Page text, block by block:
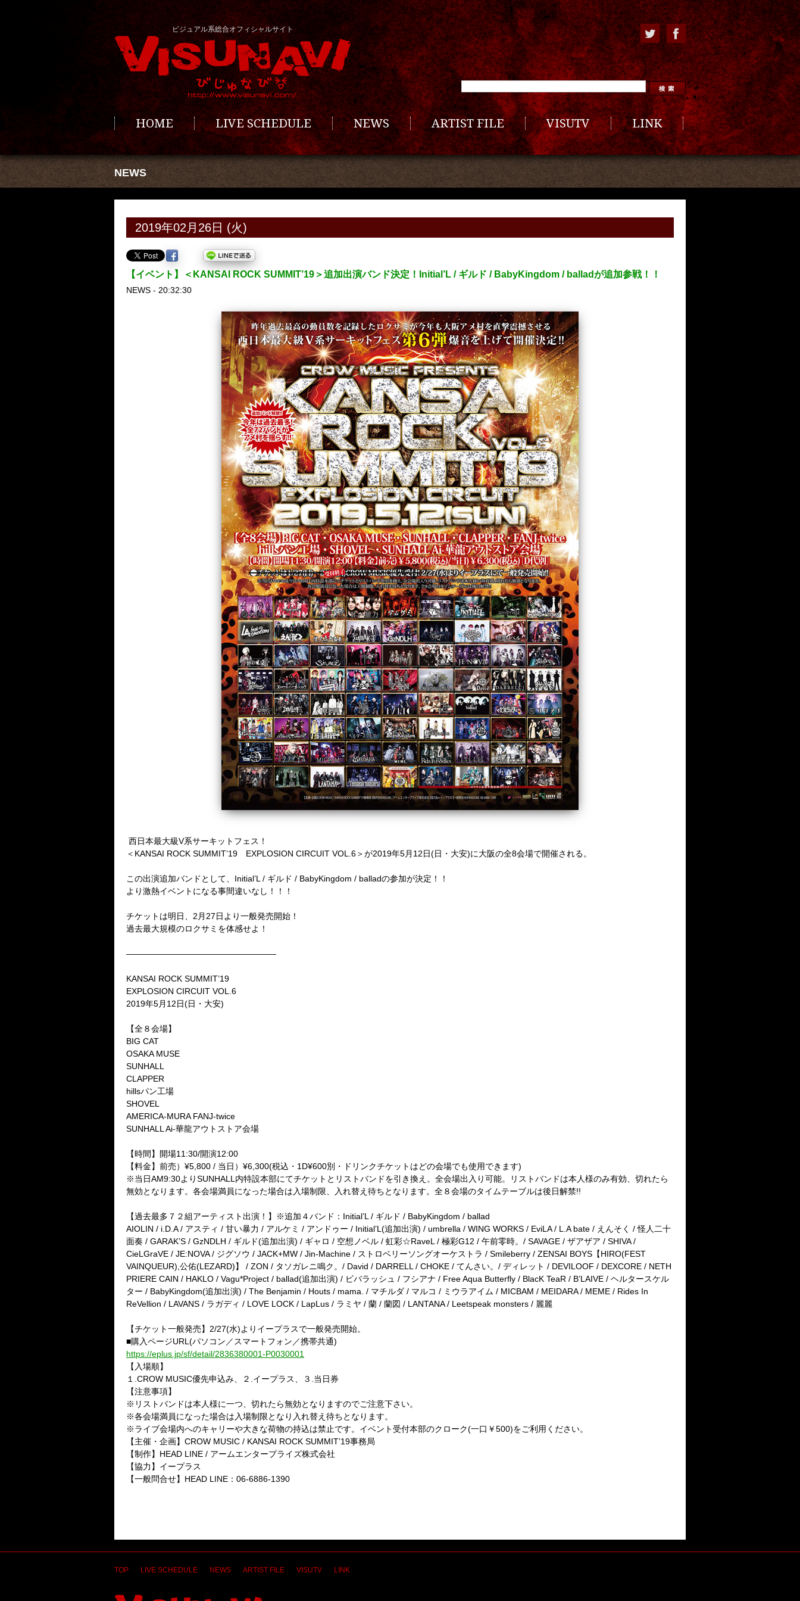
ビジュアル系総合オフィシャルサイト
HOME LIVE SCHEDULE NEWS ARTIST FILE VISUTV LINK
NEWS
2019年02月26日 (火)
【イベント】＜KANSAI ROCK SUMMIT’19＞追加出演バンド決定！Initial’L / ギルド / BabyKingdom / balladが追加参戦！！
NEWS - 20:32:30
西日本最大級V系サーキットフェス！
＜KANSAI ROCK SUMMIT’19 EXPLOSION CIRCUIT VOL.6＞が2019年5月12日(日・大安)に大阪の全8会場で開催される。
この出演追加バンドとして、Initial’L / ギルド / BabyKingdom / balladの参加が決定！！
より激熱イベントになる事間違いなし！！！
チケットは明日、2月27日より一般発売開始！
過去最大規模のロクサミを体感せよ！
——————————————————
KANSAI ROCK SUMMIT’19
EXPLOSION CIRCUIT VOL.6
2019年5月12日(日・大安)
【全８会場】
BIG CAT
OSAKA MUSE
SUNHALL
CLAPPER
hillsパン工場
SHOVEL
AMERICA-MURA FANJ-twice
SUNHALL Ai-華龍アウトストア会場
【時間】開場11:30/開演12:00
【料金】前売）¥5,800 / 当日）¥6,300(税込・1D¥600別・ドリンクチケットはどの会場でも使用できます)
※当日AM9:30よりSUNHALL内特設本部にてチケットとリストバンドを引き換え。全会場出入り可能。リストバンドは本人様のみ有効、切れたら
無効となります。各会場満員になった場合は入場制限、入れ替え待ちとなります。全８会場のタイムテーブルは後日解禁!!
【過去最多７２組アーティスト出演！】※追加４バンド：Initial’L / ギルド / BabyKingdom / ballad
AIOLIN / i.D.A / アスティ / 甘い暴力 / アルケミ / アンドゥー / Initial’L(追加出演) / umbrella / WING WORKS / EviLA / L.A bate / えんそく / 怪人二十
面奏 / GARAK’S / GzNDLH / ギルド(追加出演) / ギャロ / 空想ノベル / 虹彩☆RaveL / 極彩G12 / 午前零時。/ SAVAGE / ザアザア / SHIVA /
CieLGraVE / JE:NOVA / ジグソウ / JACK+MW / Jin-Machine / ストロベリーソングオーケストラ / Smileberry / ZENSAI BOYS【HIRO(FEST
VAINQUEUR),公佑(LEZARD)】 / ZON / タソガレニ鳴ク。/ David / DARRELL / CHOKE / てんさい。/ ディレット / DEVILOOF / DEXCORE / NETH
PRIERE CAIN / HAKLO / Vagu*Project / ballad(追加出演) / ビバラッシュ / フシアナ / Free Aqua Butterfly / BlacK TeaR / B’LAIVE / ヘルタースケル
ター / BabyKingdom(追加出演) / The Benjamin / Houts / mama. / マチルダ / マルコ / ミウラアイム / MICBAM / MEIDARA / MEME / Rides In
ReVellion / LAVANS / ラガディ / LOVE LOCK / LapLus / ラミヤ / 蘭 / 蘭図 / LANTANA / Leetspeak monsters / 麗麗
【チケット一般発売】2/27(水)よりイープラスで一般発売開始。
■購入ページURL(パソコン／スマートフォン／携帯共通)
https://eplus.jp/sf/detail/2836380001-P0030001
【入場順】
１.CROW MUSIC優先申込み、２.イープラス、３.当日券
【注意事項】
※リストバンドは本人様に一つ、切れたら無効となりますのでご注意下さい。
※各会場満員になった場合は入場制限となり入れ替え待ちとなります。
※ライブ会場内へのキャリーや大きな荷物の持込は禁止です。イベント受付本部のクローク(一口￥500)をご利用ください。
【主催・企画】CROW MUSIC / KANSAI ROCK SUMMIT’19事務局
【制作】HEAD LINE / アームエンタープライズ株式会社
【協力】イープラス
【一般問合せ】HEAD LINE：06-6886-1390
TOP LIVE SCHEDULE NEWS ARTIST FILE VISUTV LINK